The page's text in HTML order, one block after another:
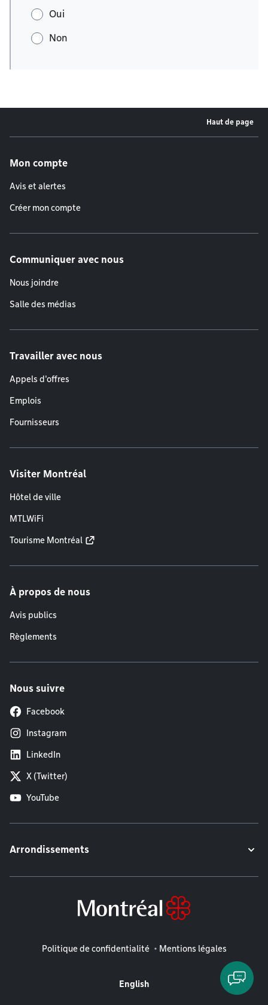
Oui
Non
Haut de page
Mon compte
Avis et alertes
Créer mon compte
Communiquer avec nous
Nous joindre
Salle des médias
Travailler avec nous
Appels d'offres
Emplois
Fournisseurs
Visiter Montréal
Hôtel de ville
MTLWiFi
Tourisme Montréal
À propos de nous
Avis publics
Règlements
Nous suivre
Facebook
Instagram
LinkedIn
X (Twitter)
YouTube
Arrondissements
Mentions légales
Politique de confidentialité Mentions légales
English